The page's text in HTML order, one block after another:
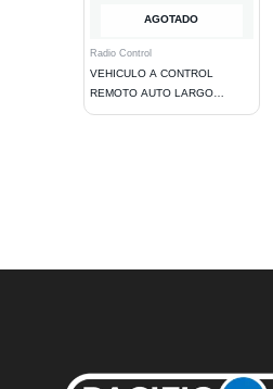
AGOTADO
Radio Control
VEHICULO A CONTROL
REMOTO AUTO LARGO
AJUSTABLE. BLACK